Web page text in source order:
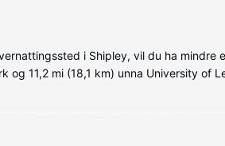
i Shipley, vil du ha
og 11,2 mi (18,1 km) unna University of
og rengjøring tilbys daglig.